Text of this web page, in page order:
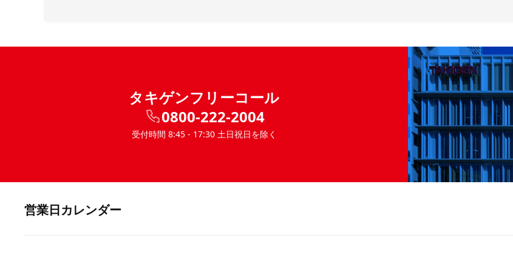
タキゲンフリーコール
0800-222-2004
受付時間 8:45 - 17:30 土日祝日を除く
営業⽇カレンダー